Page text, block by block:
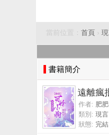
當前位置： 首頁 ›
書籍簡介
遠離瘋
作者: 肥
類別: 現言
狀態: 完結